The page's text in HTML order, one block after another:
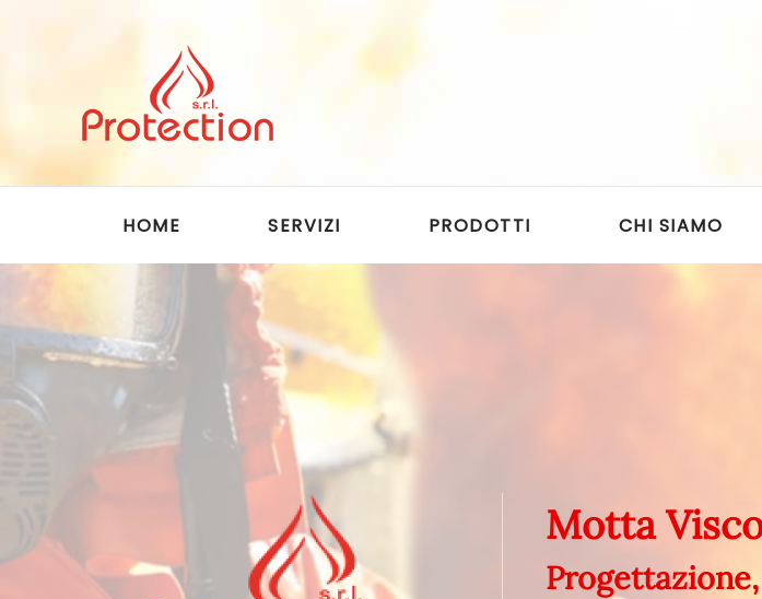
Skip to main content
HOME SERVIZI PRODOTTI CHI SIAMO
Motta